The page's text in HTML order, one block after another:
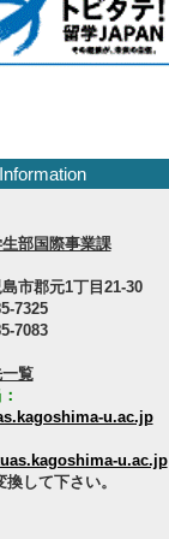
Information
部国際事業課
市郡元1丁目21-30
7325
7083
覧
u.ac.jp
u.ac.jp
して下さい。